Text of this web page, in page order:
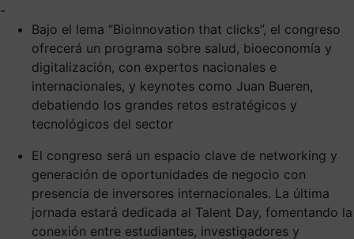
-
Bajo el lema “Bioinnovation that clicks”, el congreso
ofrecerá un programa sobre salud, bioeconomía y
digitalización, con expertos nacionales e
internacionales, y keynotes como Juan Bueren,
debatiendo los grandes retos estratégicos y
tecnológicos del sector
El congreso será un espacio clave de networking y
generación de oportunidades de negocio con
presencia de inversores internacionales. La última
jornada estará dedicada al Talent Day, fomentando la
conexión entre estudiantes, investigadores y